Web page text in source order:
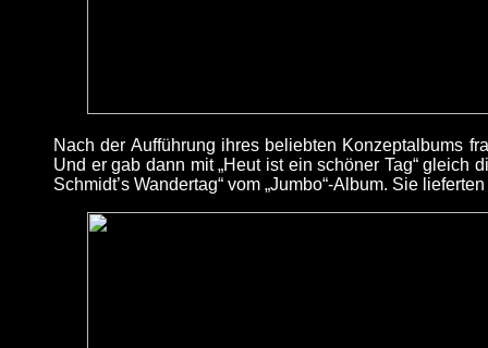
Nach der Aufführung ihres beliebten Konzeptalbums
Und er gab dann mit „Heut ist ein schöner Tag“ gleich
Schmidt’s Wandertag“ vom „Jumbo“-Album. Sie